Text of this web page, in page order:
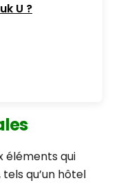
U ?
éléments qui
qu’un hôtel